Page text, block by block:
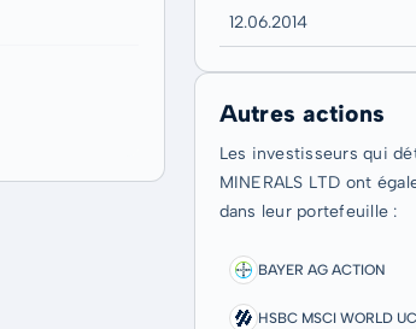
12.06.2014
Autres actions
Les investisseurs qui
MINERALS LTD ont
dans leur portefeuille :
BAYER AG ACTION
HSBC MSCI WORLD